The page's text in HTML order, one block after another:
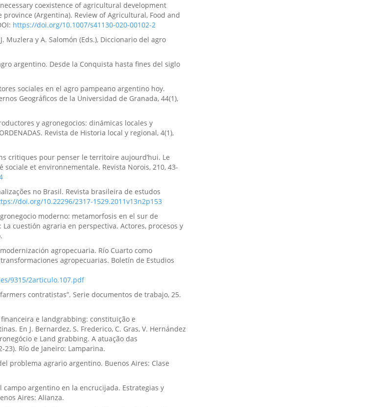
coexistence of agricultural development
province (Argentina). Review of Agricultural, Food and
https://doi.org/10.1007/s41130-020-00102-2
Muzlera y A. Salomón (Eds.), Diccionario del agro
argentino. Desde la Conquista hasta fines del siglo
sociales en el agro pampeano argentino hoy.
Geográficos de la Universidad de Granada, 44(1),
y agronegocios: dinámicas locales y
Revista de Historia local y regional, 4(1),
critiques pour penser le territoire aujourd’hui. Le
et environnementale. Revista Norois, 210, 43-
no Brasil. Revista brasileira de estudos
doi.org/10.22296/2317-1529.2011v13n2p153
moderno: metamorfosis en el sur de
cuestión agraria en perspectiva. Actores, procesos y
agropecuaria. Río Cuarto como
agropecuarias. Boletín de Estudios
9315/2articulo.107.pdf
contratistas”. Serie documentos de trabajo, 25.
financeira e landgrabbing: constituição e
En J. Bernardez, S. Frederico, C. Gras, V. Hernández
e Land grabbing. A atuação das
Río de Janeiro: Lamparina.
problema agrario argentino. Buenos Aires: Clase
campo argentino en la encrucijada. Estrategias y
Aires: Alianza.